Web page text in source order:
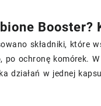
Booster?
składniki, które
po ochronę komórek.
działań w jednej